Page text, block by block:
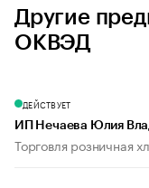
Другие
ОКВЭД
ДЕЙСТВУЕТ
ИП Нечаева Юлия
Торговля розничная